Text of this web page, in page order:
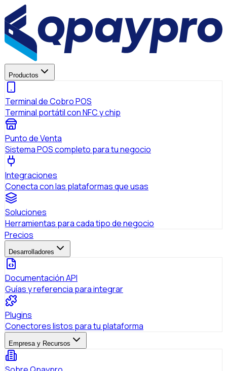
Productos
Terminal de Cobro POS
Terminal portátil con NFC y chip
Punto de Venta
Sistema POS completo para tu negocio
Integraciones
Conecta con las plataformas que usas
Soluciones
Herramientas para cada tipo de negocio
Precios
Desarrolladores
Documentación API
Guías y referencia para integrar
Plugins
Conectores listos para tu plataforma
Empresa y Recursos